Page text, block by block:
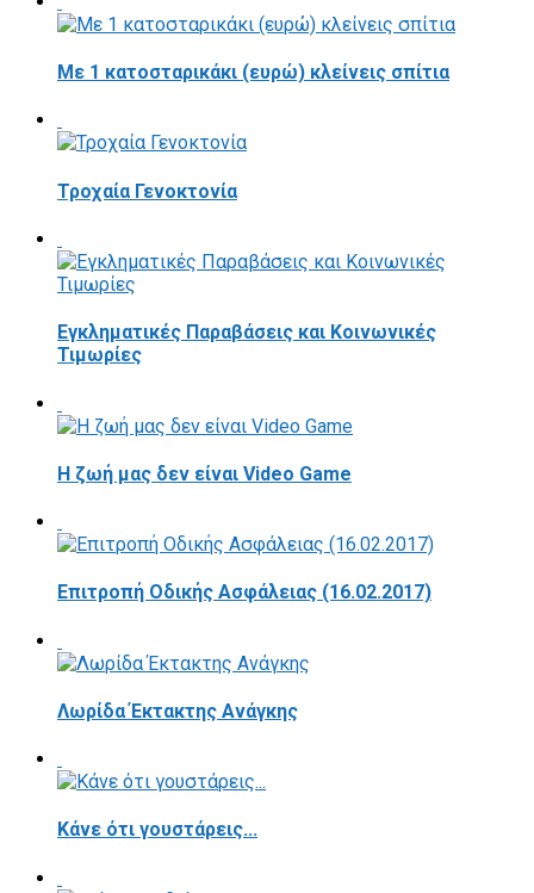
Με 1 κατοσταρικάκι (ευρώ) κλείνεις σπίτια
Τροχαία Γενοκτονία
Εγκληματικές Παραβάσεις και Κοινωνικές
Τιμωρίες
Η ζωή μας δεν είναι Video Game
Επιτροπή Οδικής Ασφάλειας (16.02.2017)
Λωρίδα Έκτακτης Ανάγκης
Κάνε ότι γουστάρεις...